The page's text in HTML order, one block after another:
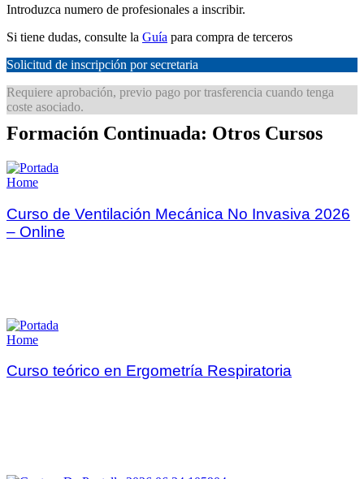
Introduzca numero de profesionales a inscribir.
Si tiene dudas, consulte la Guía para compra de terceros
Solicitud de inscripción por secretaria
Requiere aprobación, previo pago por trasferencia cuando tenga
coste asociado.
Formación Continuada: Otros Cursos
Home
Curso de Ventilación Mecánica No Invasiva 2026
– Online
Home
Curso teórico en Ergometría Respiratoria